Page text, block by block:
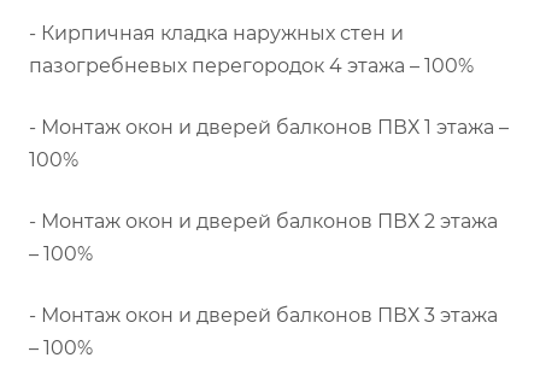
- Кирпичная кладка наружных стен и
пазогребневых перегородок 4 этажа – 100%
- Монтаж окон и дверей балконов ПВХ 1 этажа –
100%
- Монтаж окон и дверей балконов ПВХ 2 этажа
– 100%
- Монтаж окон и дверей балконов ПВХ 3 этажа
– 100%